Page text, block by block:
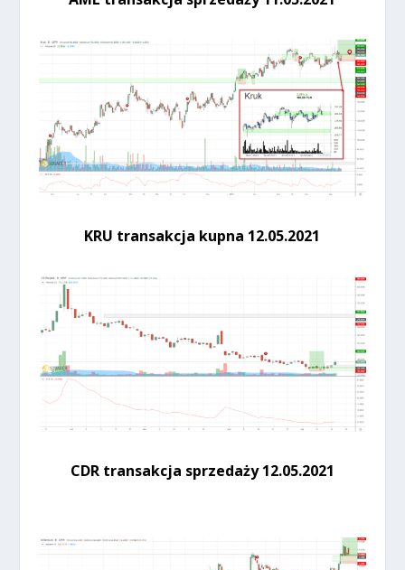
KRU transakcja kupna 12.05.2021
CDR transakcja sprzedaży 12.05.2021